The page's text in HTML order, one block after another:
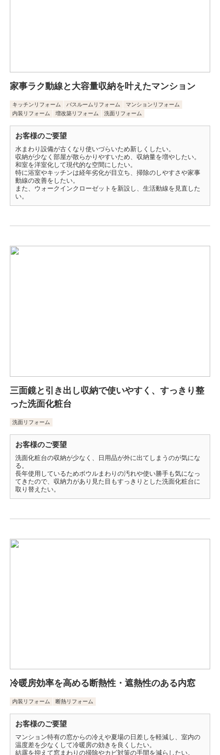
家事ラク動線と大容量収納を叶えたマンション
キッチンリフォーム バスルームリフォーム
マンションリフォーム
内装リフォーム
増改築リフォーム 洗面リフォーム
お客様のご要望
水まわり設備が古くなり使いづらいため新しくしたい。
収納が少なく部屋が散らかりやすいため、収納量を増やしたい。
和室を洋室化して現代的な空間にしたい。
特に浴室やキッチンは経年劣化が目立ち、掃除のしやすさや家事
動線の改善をしたい。
また、ウォークインクローゼットを新設し、生活動線を見直した
い。
三面鏡と引き出し収納で使いやすく、すっきり整
った洗面化粧台
洗面リフォーム
お客様のご要望
洗面化粧台の収納が少なく、日用品が外に出てしまうのが気にな
る。
長年使用しているためボウルまわりの汚れや使い勝手も気になっ
てきたので、収納力があり見た目もすっきりとした洗面化粧台に
取り替えたい。
冷暖房効率を高める断熱性・遮熱性のある内窓
内装リフォーム 断熱リフォーム
お客様のご要望
マンション特有の窓からの冷えや夏場の日差しを軽減し、室内の
温度差を少なくして冷暖房の効きを良くしたい。
結露を抑えて窓まわりの掃除やカビ対策の手間を減らしたい。